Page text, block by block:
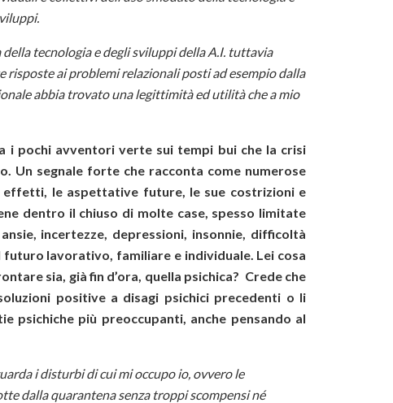
tecnologia e degli sviluppi della A.I. tuttavia
risposte ai problemi relazionali posti ad esempio dalla
abbia trovato una legittimità ed utilità che a mio
i pochi avventori verte sui tempi bui che la crisi
Un segnale forte che racconta come numerose
effetti, le aspettative future, le sue costrizioni e
dentro il chiuso di molte case, spesso limitate
incertezze, depressioni, insonnie, difficoltà
lavorativo, familiare e individuale. Lei cosa
sia, già fin d’ora, quella psichica? Crede che
positive a disagi psichici precedenti o li
psichiche più preoccupanti, anche pensando al
i disturbi di cui mi occupo io, ovvero le
dalla quarantena senza troppi scompensi né